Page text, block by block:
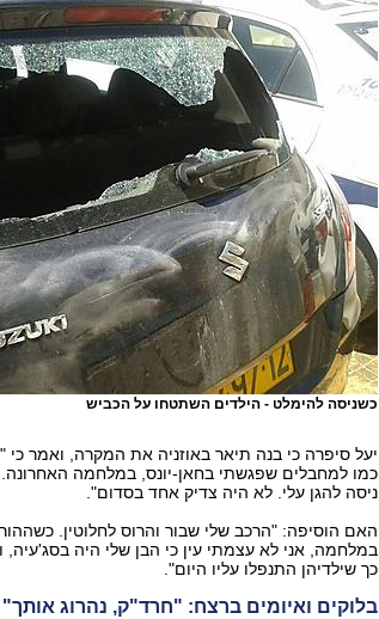
כשניסה להימלט - הילדים השתטחו על הכביש
יעל סיפרה כי בנה תיאר באוזניה את המקרה, ואמר כי
כמו למחבלים שפגשתי בחאן-יונס, במלחמה
ניסה להגן עלי. לא היה צדיק אחד בסדום".
האם הוסיפה: "הרכב שלי שבור והרוס לחלוטין.
במלחמה, אני לא עצמתי עין כי הבן שלי היה בסג'עיה,
כך שילדיהן התנפלו עליו היום".
בלוקים ואיומים ברצח: "חרד"ק, נהרוג אותך"